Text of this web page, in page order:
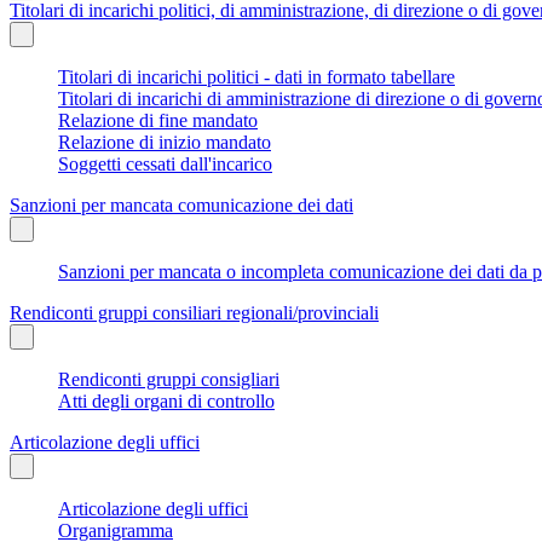
Titolari di incarichi politici, di amministrazione, di direzione o di
Titolari di incarichi politici - dati in formato tabellare
Titolari di incarichi di amministrazione di direzione o di
Relazione di fine mandato
Relazione di inizio mandato
Soggetti cessati dall'incarico
Sanzioni per mancata comunicazione dei dati
Sanzioni per mancata o incompleta comunicazione dei dati
Rendiconti gruppi consiliari regionali/provinciali
Rendiconti gruppi consigliari
Atti degli organi di controllo
Articolazione degli uffici
Articolazione degli uffici
Organigramma